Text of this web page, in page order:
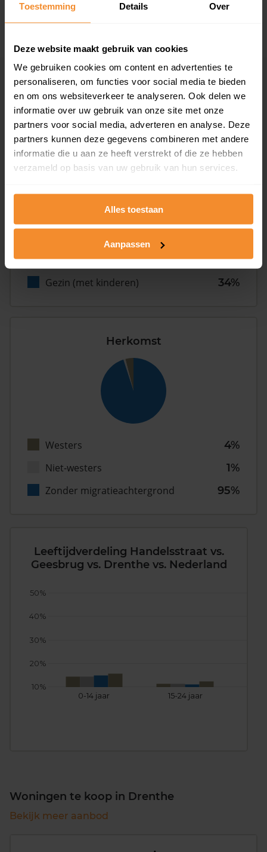
Toestemming Details Over
Deze website maakt gebruik van cookies
We gebruiken cookies om content en advertenties te
personaliseren, om functies voor social media te bieden
en om ons websiteverkeer te analyseren. Ook delen we
informatie over uw gebruik van onze site met onze
partners voor social media, adverteren en analyse. Deze
partners kunnen deze gegevens combineren met andere
informatie die u aan ze heeft verstrekt of die ze hebben
verzameld op basis van uw gebruik van hun services.
Alles toestaan
Aanpassen
2008 of later
33%
Inwoners
Type huishoudens
Stel (geen kinderen)
39%
Gezin (met kinderen)
34%
Herkomst
Westers
4%
Niet-westers
1%
Zonder migratieachtergrond
95%
Leeftijdverdeling Handelsstraat vs.
Geesbrug vs. Drenthe vs. Nederland
0-14 jaar 15-24 jaar
10%
20%
30%
40%
50%
Woningen te koop in Drenthe
Bekijk meer aanbod